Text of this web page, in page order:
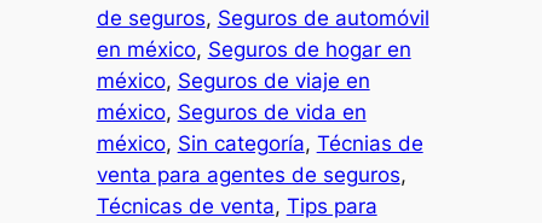
de seguros, Seguros de automóvil
en méxico, Seguros de hogar en
méxico, Seguros de viaje en
méxico, Seguros de vida en
méxico, Sin categoría, Técnias de
venta para agentes de seguros
Técnicas de venta, Tips para